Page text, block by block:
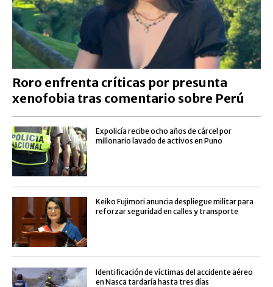
Roro enfrenta críticas por presunta
xenofobia tras comentario sobre Perú
Expolicía recibe ocho años de cárcel por
millonario lavado de activos en Puno
Keiko Fujimori anuncia despliegue militar para
reforzar seguridad en calles y transporte
Identificación de víctimas del accidente aéreo
en Nasca tardaría hasta tres días